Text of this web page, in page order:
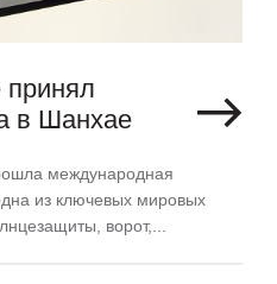
в Шанхае
международная
из ключевых мировых
ворот,...